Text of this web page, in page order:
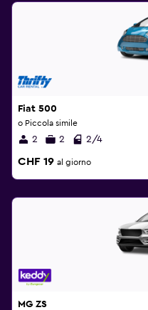
Fiat 500
o Piccola simile
2 2 2/4
CHF 19 al giorno
MG ZS